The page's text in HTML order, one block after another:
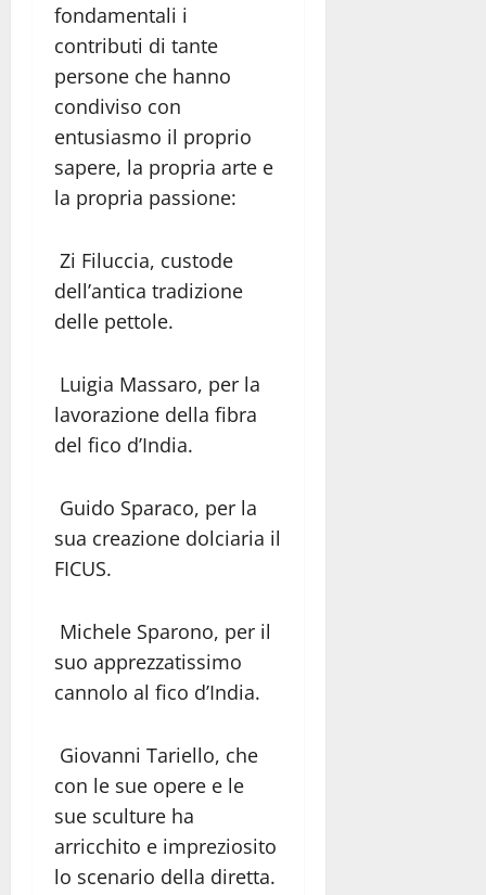
fondamentali i
contributi di tante
persone che hanno
condiviso con
entusiasmo il proprio
sapere, la propria arte e
la propria passione:
Zi Filuccia, custode
dell’antica tradizione
delle pettole.
Luigia Massaro, per la
lavorazione della fibra
del fico d’India.
Guido Sparaco, per la
sua creazione dolciaria il
FICUS.
Michele Sparono, per il
suo apprezzatissimo
cannolo al fico d’India.
Giovanni Tariello, che
con le sue opere e le
sue sculture ha
arricchito e impreziosito
lo scenario della diretta.